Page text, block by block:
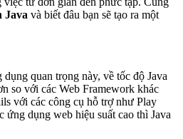
Java và biết đâu bạn sẽ tạo ra một
quan trọng này, về tốc độ Java
so với các Web Framework khác
với các công cụ hỗ trợ như Play
dụng web hiệu suất cao thì Java